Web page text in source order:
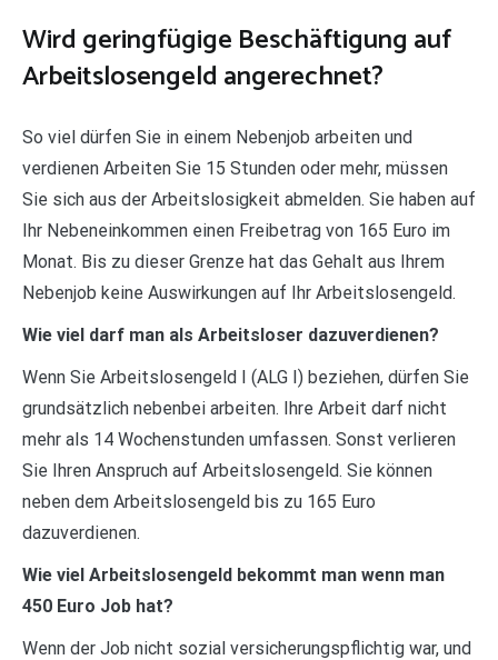
Wird geringfügige Beschäftigung auf
Arbeitslosengeld angerechnet?
So viel dürfen Sie in einem Nebenjob arbeiten und
verdienen Arbeiten Sie 15 Stunden oder mehr, müssen
Sie sich aus der Arbeitslosigkeit abmelden. Sie haben auf
Ihr Nebeneinkommen einen Freibetrag von 165 Euro im
Monat. Bis zu dieser Grenze hat das Gehalt aus Ihrem
Nebenjob keine Auswirkungen auf Ihr Arbeitslosengeld.
Wie viel darf man als Arbeitsloser dazuverdienen?
Wenn Sie Arbeitslosengeld I (ALG I) beziehen, dürfen Sie
grundsätzlich nebenbei arbeiten. Ihre Arbeit darf nicht
mehr als 14 Wochenstunden umfassen. Sonst verlieren
Sie Ihren Anspruch auf Arbeitslosengeld. Sie können
neben dem Arbeitslosengeld bis zu 165 Euro
dazuverdienen.
Wie viel Arbeitslosengeld bekommt man wenn man
450 Euro Job hat?
Wenn der Job nicht sozial versicherungspflichtig war, und